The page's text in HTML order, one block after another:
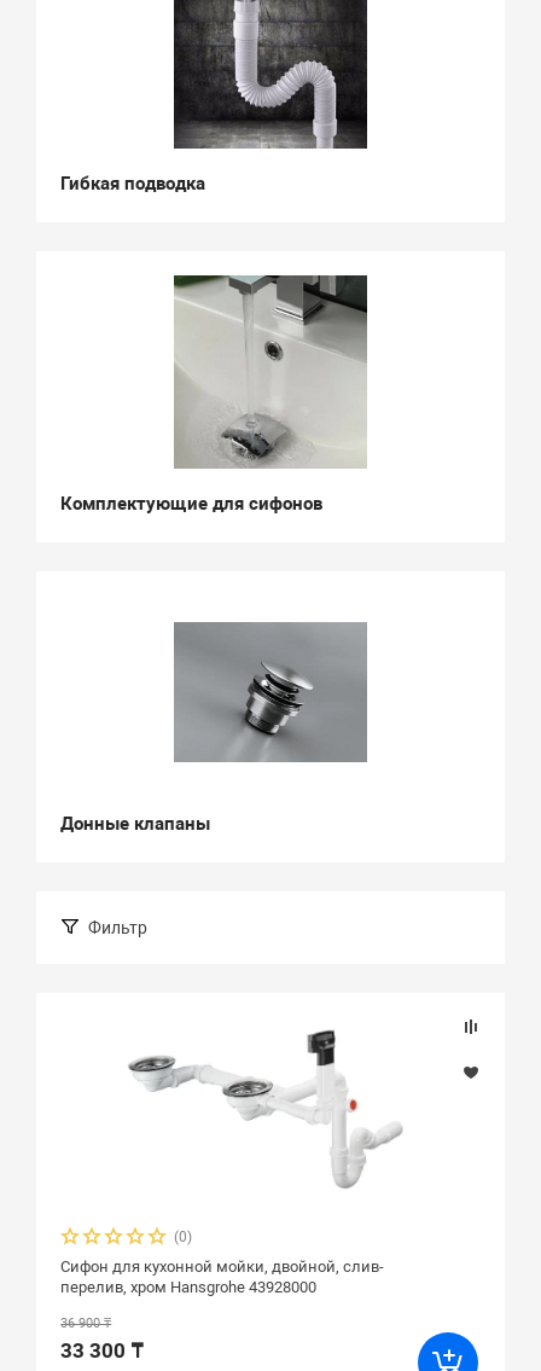
Гибкая подводка
Комплектующие для сифонов
Донные клапаны
Фильтр
(0)
Сифон для кухонной мойки, двойной, слив-
перелив, хром Hansgrohe 43928000
36 900 ₸
33 300 ₸